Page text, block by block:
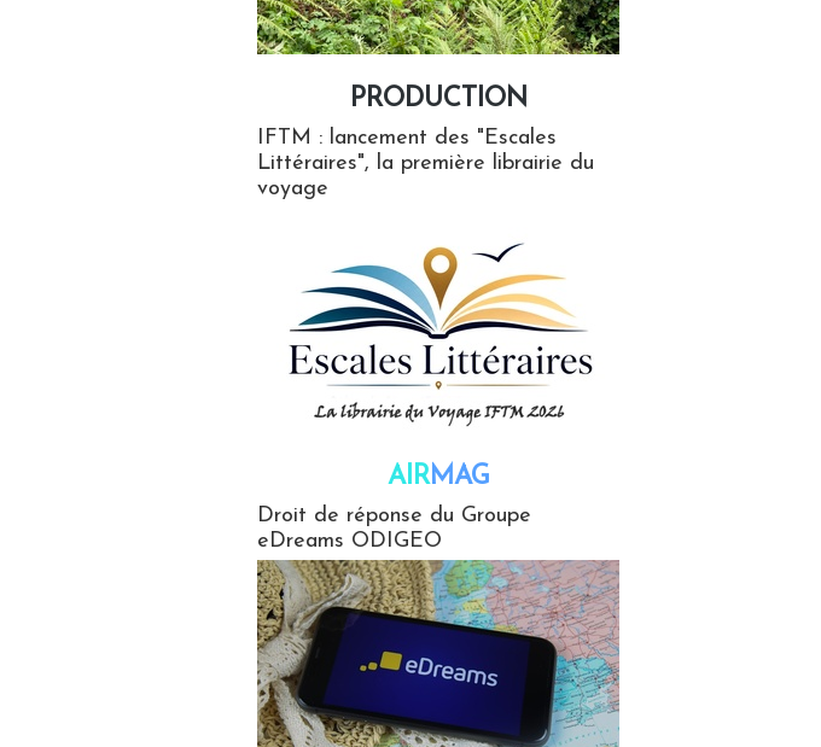
PRODUCTION
IFTM : lancement des "Escales
Littéraires", la première librairie du
voyage
AIRMAG
Droit de réponse du Groupe
eDreams ODIGEO